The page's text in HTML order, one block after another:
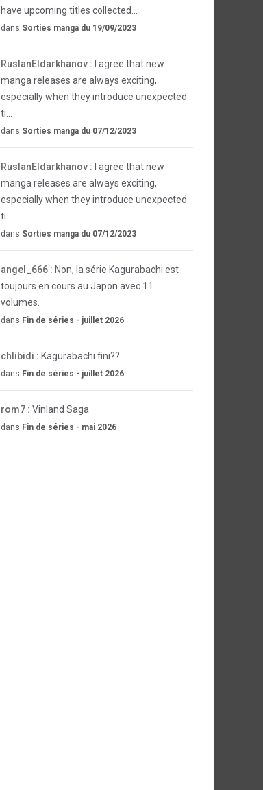
have upcoming titles collected...
dans Sorties manga du 19/09/2023
RuslanEldarkhanov :
I agree that new
manga releases are always exciting,
especially when they introduce unexpected
ti...
dans Sorties manga du 07/12/2023
RuslanEldarkhanov :
I agree that new
manga releases are always exciting,
especially when they introduce unexpected
ti...
dans Sorties manga du 07/12/2023
angel_666 : Non, la série Kagurabachi est
toujours en cours au Japon avec 11
volumes.
dans Fin de séries - juillet 2026
chlibidi : Kagurabachi fini??
dans Fin de séries - juillet 2026
rom7 : Vinland Saga
dans Fin de séries - mai 2026